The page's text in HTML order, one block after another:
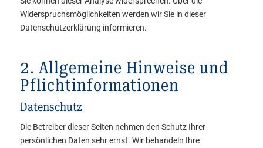
Widerspruchsmöglichkeiten werden wir Sie in dieser
Datenschutzerklärung informieren.
2. Allgemeine Hinweise und
Pflichtinformationen
Datenschutz
Die Betreiber dieser Seiten nehmen den Schutz Ihrer
persönlichen Daten sehr ernst. Wir behandeln Ihre